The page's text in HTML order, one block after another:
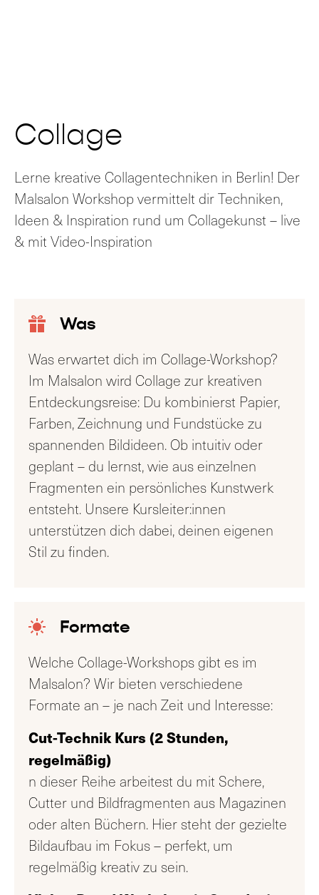
Collage
Lerne kreative Collagentechniken in Berlin! Der
Malsalon Workshop vermittelt dir Techniken,
Ideen & Inspiration rund um Collagekunst – live
& mit Video-Inspiration
Was
Was erwartet dich im Collage-Workshop?
Im Malsalon wird Collage zur kreativen
Entdeckungsreise: Du kombinierst Papier,
Farben, Zeichnung und Fundstücke zu
spannenden Bildideen. Ob intuitiv oder
geplant – du lernst, wie aus einzelnen
Fragmenten ein persönliches Kunstwerk
entsteht. Unsere Kursleiter:innen
unterstützen dich dabei, deinen eigenen
Stil zu finden.
Formate
Welche Collage-Workshops gibt es im
Malsalon? Wir bieten verschiedene
Formate an – je nach Zeit und Interesse:
Cut-Technik Kurs (2 Stunden,
regelmäßig)
n dieser Reihe arbeitest du mit Schere,
Cutter und Bildfragmenten aus Magazinen
oder alten Büchern. Hier steht der gezielte
Bildaufbau im Fokus – perfekt, um
regelmäßig kreativ zu sein.